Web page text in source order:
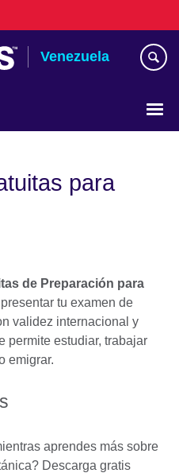
Venezuela
para
de Preparación para
tu examen de
validez internacional y
permite estudiar, trabajar
emigrar.
aprendes más sobre
Descarga gratis